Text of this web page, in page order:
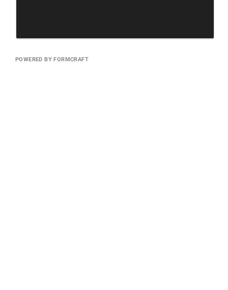
POWERED BY FORMCRAFT